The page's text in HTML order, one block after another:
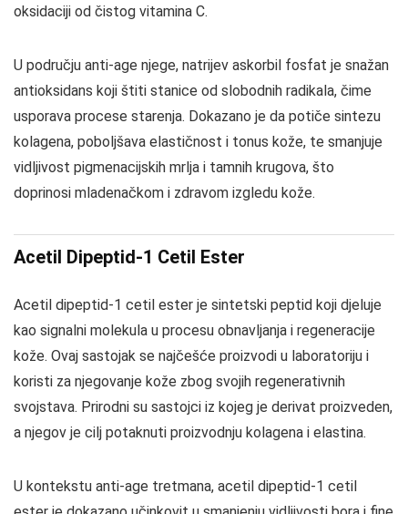
oksidaciji od čistog vitamina C.
U području anti-age njege, natrijev askorbil fosfat je snažan
antioksidans koji štiti stanice od slobodnih radikala, čime
usporava procese starenja. Dokazano je da potiče sintezu
kolagena, poboljšava elastičnost i tonus kože, te smanjuje
vidljivost pigmenacijskih mrlja i tamnih krugova, što
doprinosi mladenačkom i zdravom izgledu kože.
Acetil Dipeptid-1 Cetil Ester
Acetil dipeptid-1 cetil ester je sintetski peptid koji djeluje
kao signalni molekula u procesu obnavljanja i regeneracije
kože. Ovaj sastojak se najčešće proizvodi u laboratoriju i
koristi za njegovanje kože zbog svojih regenerativnih
svojstava. Prirodni su sastojci iz kojeg je derivat proizveden,
a njegov je cilj potaknuti proizvodnju kolagena i elastina.
U kontekstu anti-age tretmana, acetil dipeptid-1 cetil